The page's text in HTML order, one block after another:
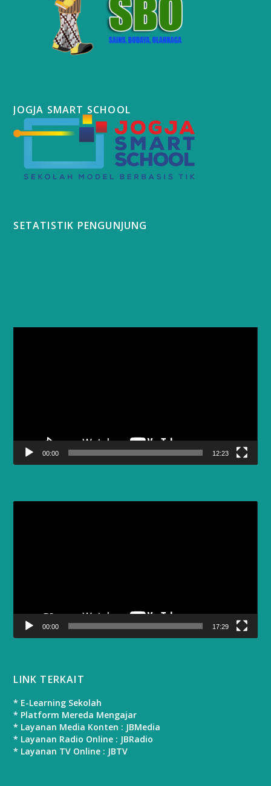
JOGJA SMART SCHOOL
SETATISTIK PENGUNJUNG
00:00 12:23
00:00 17:29
LINK TERKAIT
* E-Learning Sekolah
* Platform Mereda Mengajar
* Layanan Media Konten : JBMedia
* Layanan Radio Online : JBRadio
* Layanan TV Online : JBTV